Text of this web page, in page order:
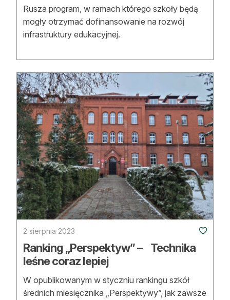
Rusza program, w ramach którego szkoły będą
mogły otrzymać dofinansowanie na rozwój
infrastruktury edukacyjnej.
2 sierpnia 2023
Ranking „Perspektyw” – Technika
leśne coraz lepiej
W opublikowanym w styczniu rankingu szkół
średnich miesięcznika „Perspektywy”, jak zawsze